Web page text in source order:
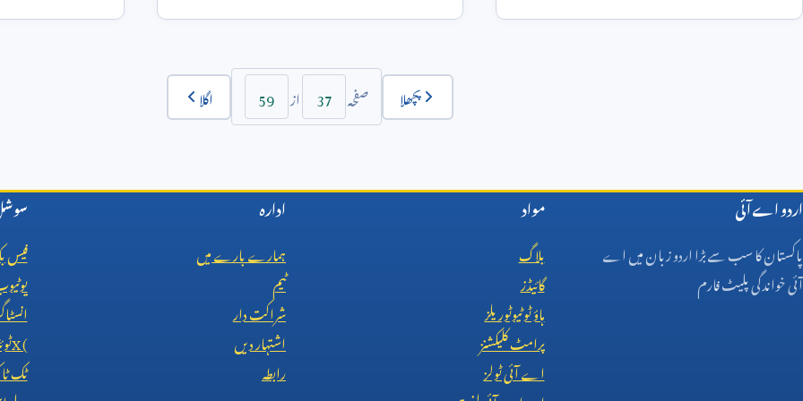
پچھلا صفحہ 37 از 59 اگلا
اردو اے آئی
پاکستان کا سب سے بڑا اردو زبان میں اے
آئی خواندگی پلیٹ فارم
مواد
بلاگ
گائیڈز
ہاؤ ٹو ٹیوٹوریلز
پرامٹ کلیکشنز
اے آئی ٹولز
ادارہ
ہمارے بارے میں
ٹیم
شراکت دار
اشتہار دیں
رابطہ
فیس
X (
ٹک